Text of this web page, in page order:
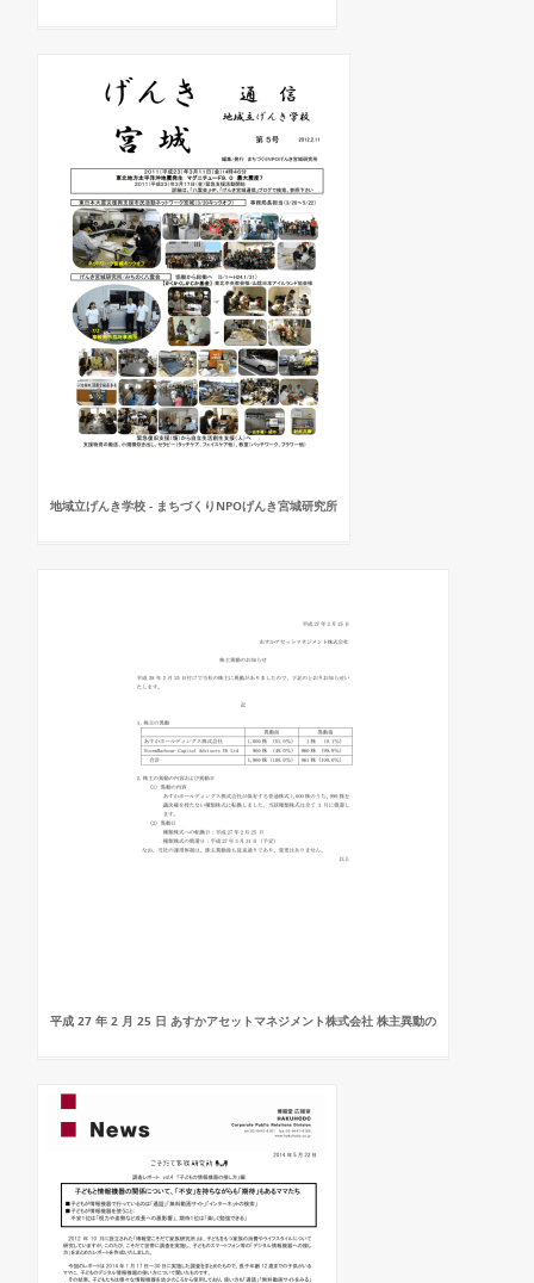
地域立げんき学校 - まちづくりNPOげんき宮城研究所
平成 27 年 2 月 25 日 あすかアセットマネジメント株式会社 株主異動の